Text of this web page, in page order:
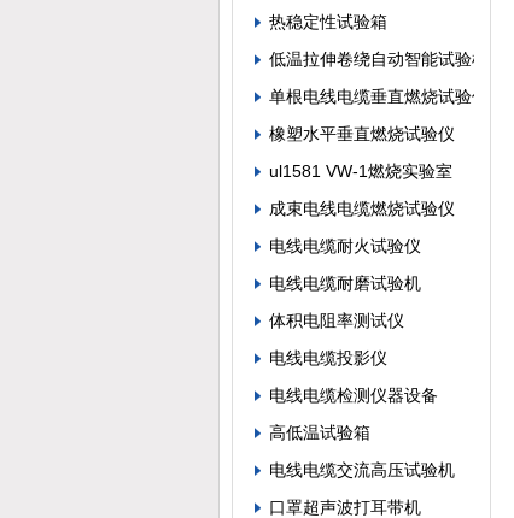
热稳定性试验箱
低温拉伸卷绕自动智能试验机
单根电线电缆垂直燃烧试验仪
橡塑水平垂直燃烧试验仪
ul1581 VW-1燃烧实验室
成束电线电缆燃烧试验仪
电线电缆耐火试验仪
电线电缆耐磨试验机
体积电阻率测试仪
电线电缆投影仪
电线电缆检测仪器设备
高低温试验箱
电线电缆交流高压试验机
口罩超声波打耳带机